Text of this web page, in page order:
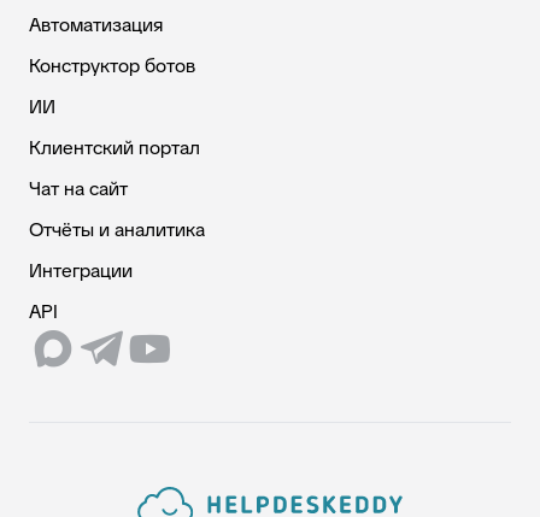
Автоматизация
Конструктор ботов
ИИ
Клиентский портал
Чат на сайт
Отчёты и аналитика
Интеграции
API